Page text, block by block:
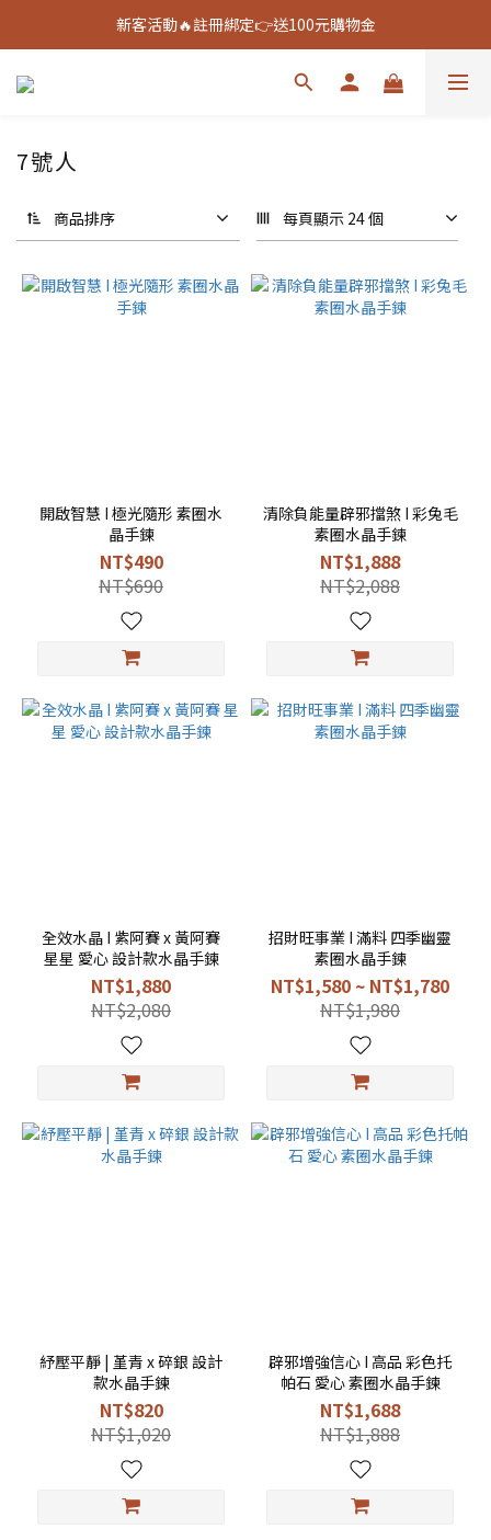
新客活動🔥註冊綁定👉送100元購物金
新客活動🔥註冊綁定👉送100元購物金
全館888免運🚚
7號人
商品排序 每頁顯示 24 個
開啟智慧 I 極光隨形 素圈水
晶手鍊
NT$490
NT$690
清除負能量辟邪擋煞 I 彩兔毛
素圈水晶手鍊
NT$1,888
NT$2,088
全效水晶 I 紫阿賽 x 黃阿賽
星星 愛心 設計款水晶手鍊
NT$1,880
NT$2,080
招財旺事業 I 滿料 四季幽靈
素圈水晶手鍊
NT$1,580 ~ NT$1,780
NT$1,980
紓壓平靜 | 堇青 x 碎銀 設計
款水晶手鍊
NT$820
NT$1,020
辟邪增強信心 I 高品 彩色托
帕石 愛心 素圈水晶手鍊
NT$1,688
NT$1,888